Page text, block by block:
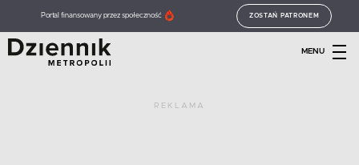
Portal finansowany przez społeczność ZOSTAŃ PATRONEM
MENU
REKLAMA